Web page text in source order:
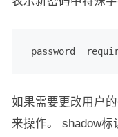
password
如果需要更改用户
来操作。 shadow